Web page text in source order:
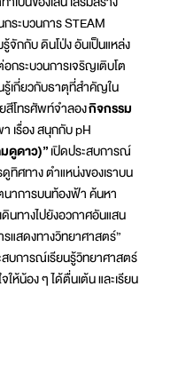
ระบวนการ STEAM
จักกับ ดินโป่ง อันเป็นแหล่ง
ระบวนการเจริญเติบโต
รู้เกี่ยวกับธาตุที่สำคัญใน
สีโทรศัพท์จำลองกิจกรรม
เรื่อง สนุกกับ pH
ดูดาว)”เปิดประสบการณ์
ทิศทาง ตำแหน่งของเราบน
าการบนท้องฟ้า ค้นหา
นทางไปยังอวกาศอันแสน
แสดงทางวิทยาศาสตร์”
บการณ์เรียนรู้วิทยาศาสตร์
ห้น้อง ๆ ได้ตื่นเต้น และเรียน